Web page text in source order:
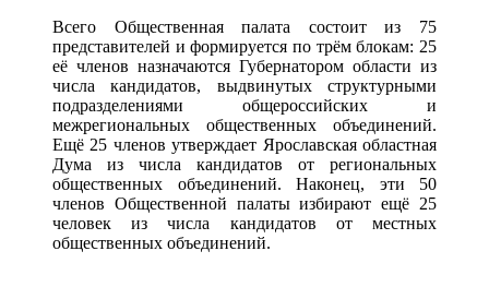
Всего Общественная палата состоит из 75
представителей и формируется по трём блокам: 25
её членов назначаются Губернатором области из
числа кандидатов, выдвинутых структурными
подразделениями общероссийских и
межрегиональных общественных объединений.
Ещё 25 членов утверждает Ярославская областная
Дума из числа кандидатов от региональных
общественных объединений. Наконец, эти 50
членов Общественной палаты избирают ещё 25
человек из числа кандидатов от местных
общественных объединений.